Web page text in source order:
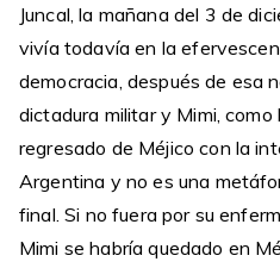
Juncal, la mañana del 3 de
vivía todavía en la
democracia, después de esa
dictadura militar y Mimi, como
regresado de Méjico con la
Argentina y no es una
final. Si no fuera por su
Mimi se habría quedado en